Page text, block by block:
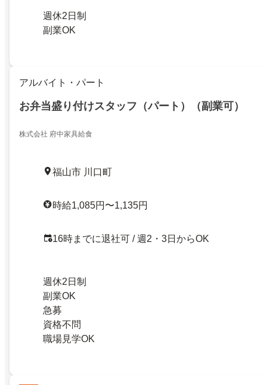
週休2日制
副業OK
アルバイト・パート
お弁当盛り付けスタッフ（パート）（副業可）
株式会社 府中家具給食
福山市 川口町
時給1,085円〜1,135円
16時までに退社可 / 週2・3日からOK
週休2日制
副業OK
急募
資格不問
職場見学OK